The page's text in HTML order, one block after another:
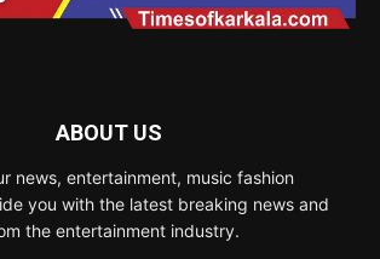
ABOUT US
news, entertainment, music fashion
you with the latest breaking news and
the entertainment industry.